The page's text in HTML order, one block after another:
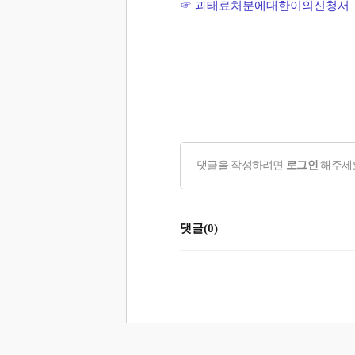
☞ ​ 과태료처분에대한이의신청서
댓글을 작성하려면 로그인해주세
댓글(0)